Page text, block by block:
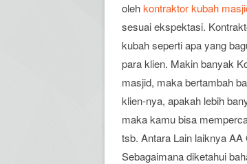
olehkontraktor kubah
sesuai ekspektasi.
kubah seperti apa yang
para klien. Makin banyak
masjid, maka bertambah
klien-nya, apakah lebih
maka kamu bisa
tsb. Antara Lain laiknya
Sebagaimana diketahui